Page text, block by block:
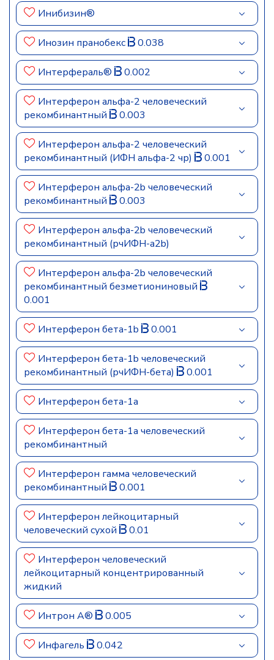
Инибизин®
Инозин пранобекс 0.038
Интерфераль® 0.002
Интерферон альфа-2 человеческий
рекомбинантный
0.003
Интерферон альфа-2 человеческий
рекомбинантный (ИФН альфа-2 чр)
0.001
Интерферон альфа-2b человеческий
рекомбинантный
0.003
Интерферон альфа-2b человеческий
рекомбинантный (рчИФН-а2b)
Интерферон альфа-2b человеческий
рекомбинантный безметиониновый
0.001
Интерферон бета-1b 0.001
Интерферон бета-1b человеческий
рекомбинантный (рчИФН-бета)
0.001
Интерферон бета-1а
Интерферон бета-1а человеческий
рекомбинантный
Интерферон гамма человеческий
рекомбинантный
0.001
Интерферон лейкоцитарный
человеческий сухой
0.01
Интерферон человеческий
лейкоцитарный концентрированный
жидкий
Интрон А® 0.005
Инфагель 0.042